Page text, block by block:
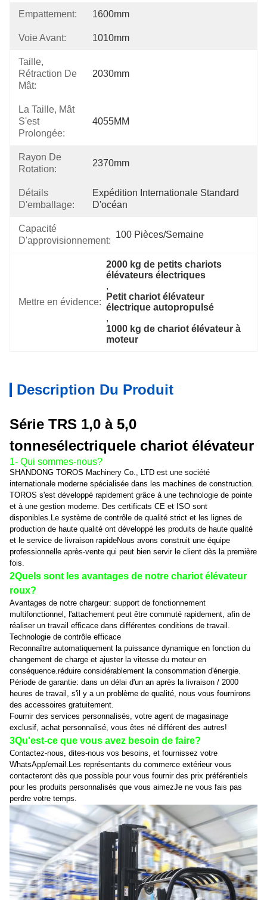
Empattement: 1600mm
Voie Avant: 1010mm
Taille,
Rétraction De
Mât:
2030mm
La Taille, Mât
S'est
Prolongée:
4055MM
Rayon De
Rotation:
2370mm
Détails
D'emballage:
Expédition Internationale Standard
D'océan
Capacité
D'approvisionnement:
100 Pièces/semaine
Mettre en évidence:
2000 kg de petits chariots
élévateurs électriques
,
Petit chariot élévateur
électrique autopropulsé
,
1000 kg de chariot élévateur à
moteur
Description Du Produit
Série TRS 1,0 à 5,0
tonnesélectriquele chariot élévateur
1- Qui sommes-nous?
SHANDONG TOROS Machinery Co., LTD est une société
internationale moderne spécialisée dans les machines de construction.
TOROS s'est développé rapidement grâce à une technologie de pointe
et à une gestion moderne. Des certificats CE et ISO sont
disponibles.Le système de contrôle de qualité strict et les lignes de
production de haute qualité ont développé les produits de haute qualité
et le service de livraison rapideNous avons construit une équipe
professionnelle après-vente qui peut bien servir le client dès la première
fois.
2Quels sont les avantages de notre chariot élévateur
roux?
Avantages de notre chargeur: support de fonctionnement
multifonctionnel, l'attachement peut être commuté rapidement, afin de
réaliser un travail efficace dans différentes conditions de travail.
Technologie de contrôle efficace
Reconnaître automatiquement la puissance dynamique en fonction du
changement de charge et ajuster la vitesse du moteur en
conséquence.réduire considérablement la consommation d'énergie.
Période de garantie: dans un délai d'un an après la livraison / 2000
heures de travail, s'il y a un problème de qualité, nous vous fournirons
des accessoires gratuitement.
Fournir des services personnalisés, votre agent de magasinage
exclusif, achat personnalisé, vous êtes né différent des autres!
3Qu'est-ce que vous avez besoin de faire?
Contactez-nous, dites-nous vos besoins, et fournissez votre
WhatsApp/email.Les représentants du commerce extérieur vous
contacteront dès que possible pour vous fournir des prix préférentiels
pour les produits personnalisés que vous aimezJe ne vous fais pas
perdre votre temps.